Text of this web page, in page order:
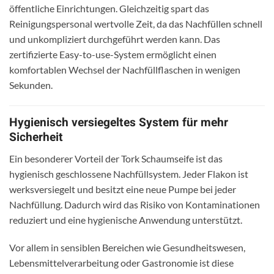
öffentliche Einrichtungen. Gleichzeitig spart das
Reinigungspersonal wertvolle Zeit, da das Nachfüllen schnell
und unkompliziert durchgeführt werden kann. Das
zertifizierte Easy-to-use-System ermöglicht einen
komfortablen Wechsel der Nachfüllflaschen in wenigen
Sekunden.
Hygienisch versiegeltes System für mehr
Sicherheit
Ein besonderer Vorteil der Tork Schaumseife ist das
hygienisch geschlossene Nachfüllsystem. Jeder Flakon ist
werksversiegelt und besitzt eine neue Pumpe bei jeder
Nachfüllung. Dadurch wird das Risiko von Kontaminationen
reduziert und eine hygienische Anwendung unterstützt.
Vor allem in sensiblen Bereichen wie Gesundheitswesen,
Lebensmittelverarbeitung oder Gastronomie ist diese